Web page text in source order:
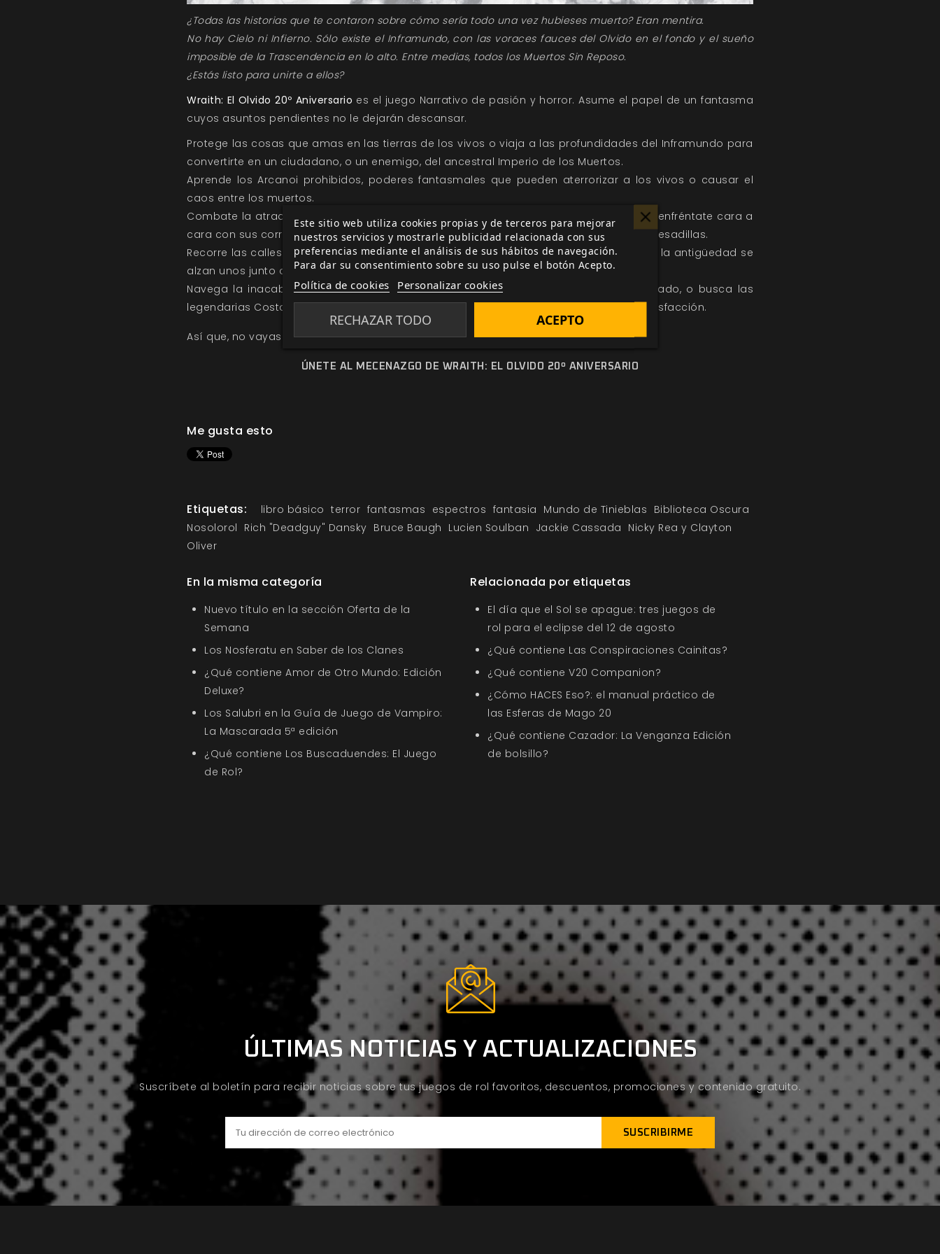
¿Todas las historias que te contaron sobre cómo sería todo una vez hubieses muerto? Eran mentira.
No hay Cielo ni Infierno. Sólo existe el Inframundo, con las voraces fauces del Olvido en el fondo y el sueño
imposible de la Trascendencia en lo alto. Entre medias, todos los Muertos Sin Reposo.
¿Estás listo para unirte a ellos?
Wraith: El Olvido 20º Aniversario es el juego Narrativo de pasión y horror. Asume el papel de un fantasma
cuyos asuntos pendientes no le dejarán descansar.
Protege las cosas que amas en las tierras de los vivos o viaja a las profundidades del Inframundo para
convertirte en un ciudadano, o un enemigo, del ancestral Imperio de los Muertos.
Aprende los Arcanoi prohibidos, poderes fantasmales que pueden aterrorizar a los vivos o causar el
caos entre los muertos.
Combate la atracción del Olvido, el vacío infinito que busca arrastrarlo todo con él y enfréntate cara a
cara con sus corruptos sirvientes, los Espectros, en un interminable Laberinto lleno de pesadillas.
Recorre las calles de la eterna ciudad de Estigia, donde los derruidos monumentos de la antigüedad se
alzan unos junto a otros, mil ciudades destruidas unidas en una.
Navega la inacabable tormenta de la Tempestad con un silencioso Barquero a tu lado, o busca las
legendarias Costas Lejanas, donde se dice que cada wraith puede encontrar paz y satisfacción.
Así que, no vayas a la luz. Tienes cosas más interesantes que hacer en el Inframundo.
ÚNETE AL MECENAZGO DE WRAITH: EL OLVIDO 20º ANIVERSARIO
Me gusta esto
Etiquetas: libro básico terror fantasmas espectros fantasia Mundo de Tinieblas Biblioteca Oscura
Nosolorol Rich "Deadguy" Dansky Bruce Baugh Lucien Soulban Jackie Cassada Nicky Rea y Clayton
Oliver
En la misma categoría
Nuevo título en la sección Oferta de la
Semana
Los Nosferatu en Saber de los Clanes
¿Qué contiene Amor de Otro Mundo: Edición
Deluxe?
Los Salubri en la Guía de Juego de Vampiro:
La Mascarada 5ª edición
¿Qué contiene Los Buscaduendes: El Juego
de Rol?
Relacionada por etiquetas
El día que el Sol se apague: tres juegos de
rol para el eclipse del 12 de agosto
¿Qué contiene Las Conspiraciones Cainitas?
¿Qué contiene V20 Companion?
¿Cómo HACES Eso?: el manual práctico de
las Esferas de Mago 20
¿Qué contiene Cazador: La Venganza Edición
de bolsillo?
ÚLTIMAS NOTICIAS Y ACTUALIZACIONES
Suscríbete al boletín para recibir noticias sobre tus juegos de rol favoritos, descuentos, promociones y contenido gratuito.
Este sitio web utiliza cookies propias y de terceros para mejorar
nuestros servicios y mostrarle publicidad relacionada con sus
preferencias mediante el análisis de sus hábitos de navegación.
Para dar su consentimiento sobre su uso pulse el botón Acepto.
Política de cookies Personalizar cookies
RECHAZAR TODO ACEPTO